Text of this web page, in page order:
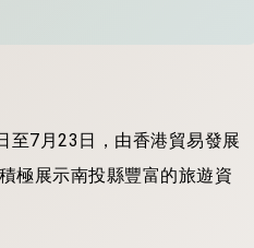
至7月23日，由香港貿易發展
極展示南投縣豐富的旅遊資